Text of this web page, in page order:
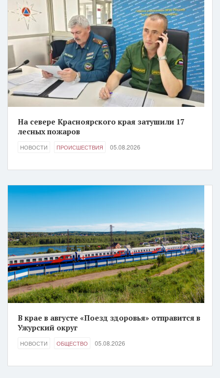
На севере Красноярского края затушили 17
лесных пожаров
НОВОСТИ ПРОИСШЕСТВИЯ 05.08.2026
В крае в августе «Поезд здоровья» отправится в
Ужурский округ
НОВОСТИ ОБЩЕСТВО 05.08.2026